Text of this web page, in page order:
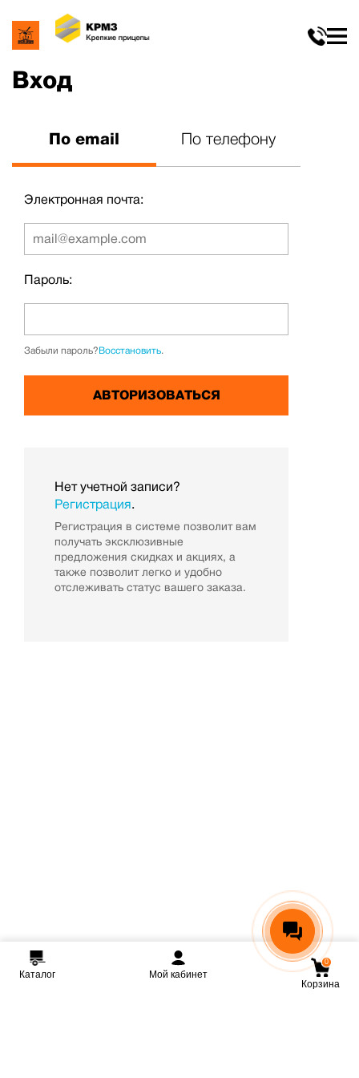
Вход
По email По телефону
Электронная почта:
Пароль:
Забыли пароль?Восстановить.
Нет учетной записи?
Регистрация.
Регистрация в системе позволит вам
получать эксклюзивные
предложения скидках и акциях, а
также позволит легко и удобно
отслеживать статус вашего заказа.
Каталог Мой кабинет
0
Корзина